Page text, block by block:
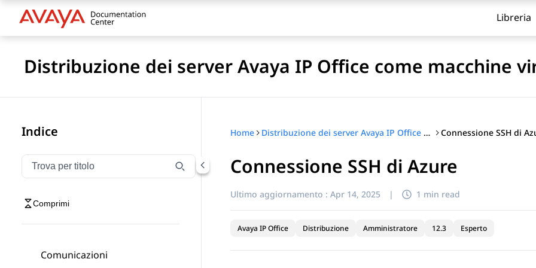
Libreria
Distribuzione dei server Avaya IP Office come macchine
Indice
Filtra la navigazione per titolo
Digitare per filtrare gli elementi di navigazione per titolo
Comprimi
Comunicazioni
Home Distribuzione dei server Avaya IP Office come macchine virtuali Connessione SSH di
Connessione SSH di Azure
Ultimo aggiornamento : Apr 14, 2025 | 1 min read
Avaya IP Office Distribuzione Amministratore 12.3 Esperto